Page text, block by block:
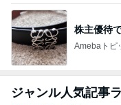
株主優待
Amebaトピ
ジャンル人気記事